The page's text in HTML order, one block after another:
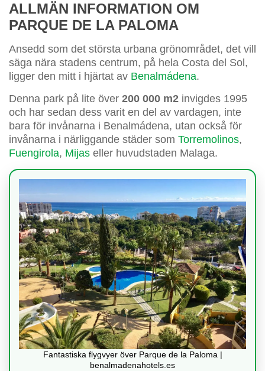
ALLMÄN INFORMATION OM
PARQUE DE LA PALOMA
Ansedd som det största urbana grönområdet, det vill
säga nära stadens centrum, på hela Costa del Sol,
ligger den mitt i hjärtat av Benalmádena.
Denna park på lite över 200 000 m2 invigdes 1995
och har sedan dess varit en del av vardagen, inte
bara för invånarna i Benalmádena, utan också för
invånarna i närliggande städer som Torremolinos,
Fuengirola, Mijas eller huvudstaden Malaga.
Fantastiska flygvyer över Parque de la Paloma |
benalmadenahotels.es